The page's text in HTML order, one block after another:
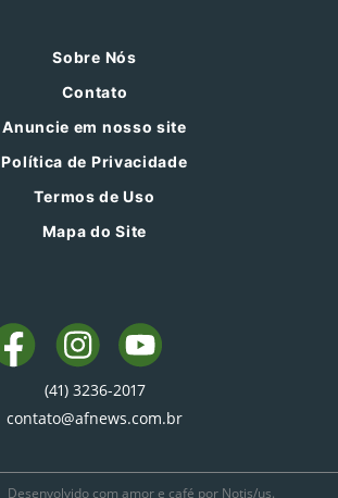
Sobre Nós
Contato
Anuncie em nosso site
Política de Privacidade
Termos de Uso
Mapa do Site
(41) 3236-2017
contato@afnews.com.br
Desenvolvido com amor e café por Notis/us.